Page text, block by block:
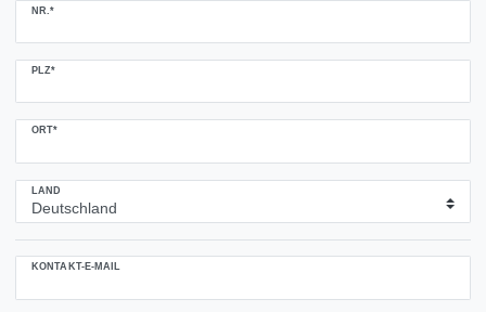
NR.*
PLZ*
ORT*
LAND
KONTAKT-E-MAIL